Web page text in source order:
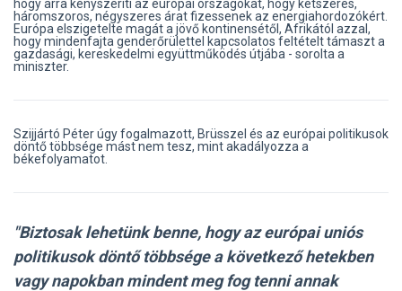
hogy arra kényszeríti az európai országokat, hogy kétszeres,
háromszoros, négyszeres árat fizessenek az energiahordozókért.
Európa elszigetelte magát a jövő kontinensétől, Afrikától azzal,
hogy mindenfajta genderőrülettel kapcsolatos feltételt támaszt a
gazdasági, kereskedelmi együttműködés útjába - sorolta a
miniszter.
Szijjártó Péter úgy fogalmazott, Brüsszel és az európai politikusok
döntő többsége mást nem tesz, mint akadályozza a
békefolyamatot.
"Biztosak lehetünk benne, hogy az európai uniós
politikusok döntő többsége a következő hetekben
vagy napokban mindent meg fog tenni annak